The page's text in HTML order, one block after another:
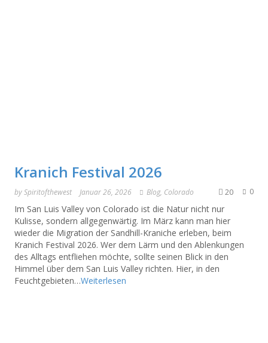
Kranich Festival 2026
bySpiritofthewest Januar 26, 2026 Blog, Colorado 0
20
Im San Luis Valley von Colorado ist die Natur nicht nur
Kulisse, sondern allgegenwärtig. Im März kann man hier
wieder die Migration der Sandhill-Kraniche erleben, beim
Kranich Festival 2026. Wer dem Lärm und den Ablenkungen
des Alltags entfliehen möchte, sollte seinen Blick in den
Himmel über dem San Luis Valley richten. Hier, in den
Feuchtgebieten…Weiterlesen